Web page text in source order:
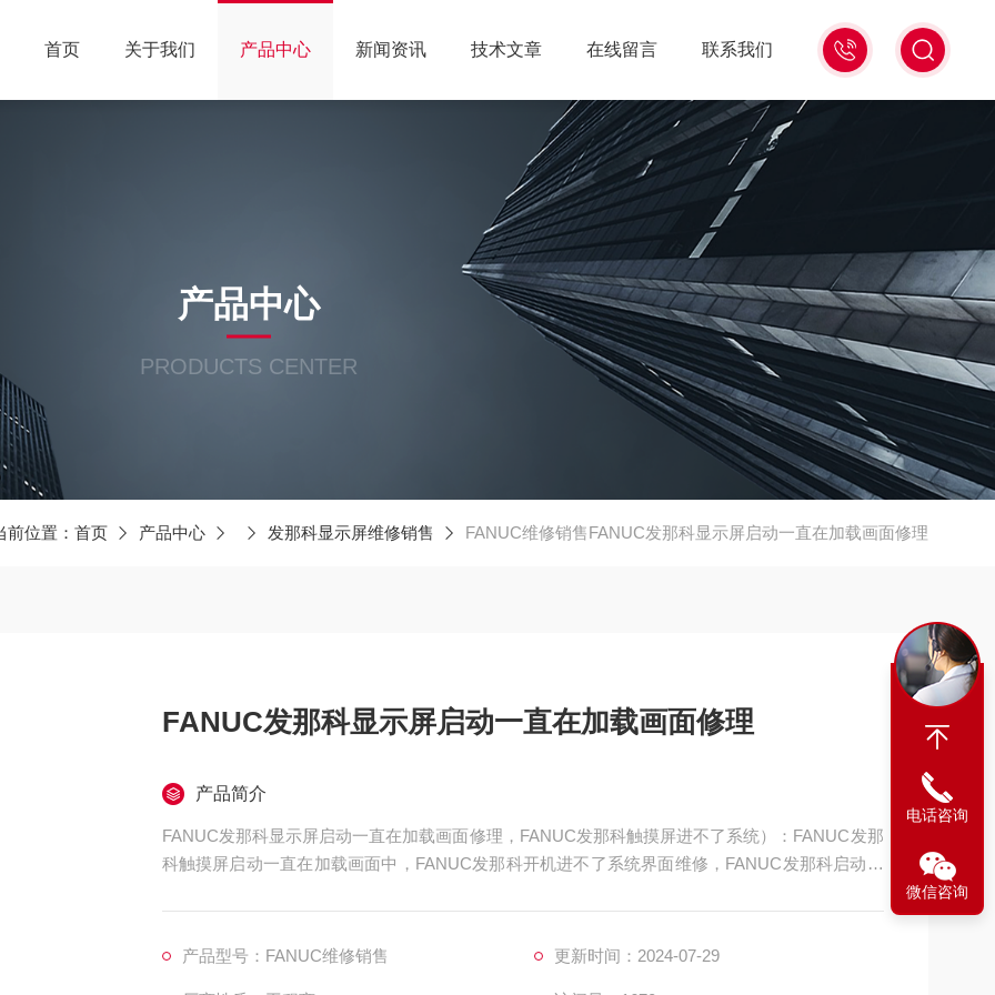
18516586104
微
首页 关于我们 产品中心 新闻资讯 技术文章 在线留言 联系我们
产品中心
PRODUCTS CENTER
前位置： 首页 产品中心 发那科显示屏维修销售 FANUC维修销售FANUC发那科显示屏启动一直在加载画面修理
FANUC发那科显示屏启动一直在加载画面修理
产品简介
FANUC发那科显示屏启动一直在加载画面修理，FANUC发那科触摸屏进不了系统）：FANUC发那
科触摸屏启动一直在加载画面中，FANUC发那科开机进不了系统界面维修，FANUC发那科启动进
进入用户系统维修，FANUC
产品型号：FANUC维修销售 更新时间：2024-07-29
电话咨询
微信咨询